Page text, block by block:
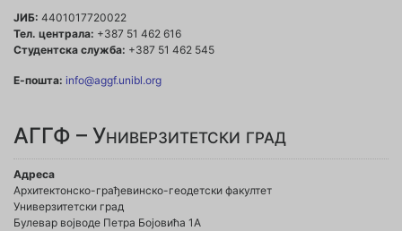
ЈИБ: 4401017720022
Тел. централа: +387 51 462 616
Студентска служба: +387 51 462 545
Е-пошта: info@aggf.unibl.org
АГГФ – Универзитетски град
Адреса
Архитектонско-грађевинско-геодетски факултет
Универзитетски град
Булевар војводе Петра Бојовића 1A